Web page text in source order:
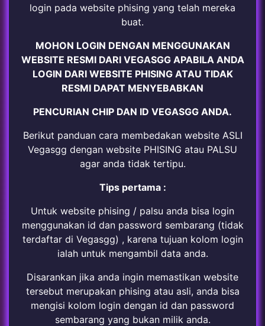
login pada website phising yang telah mereka
buat.
MOHON LOGIN DENGAN MENGGUNAKAN
WEBSITE RESMI DARI VEGASGG APABILA ANDA
LOGIN DARI WEBSITE PHISING ATAU TIDAK
RESMI DAPAT MENYEBABKAN
PENCURIAN CHIP DAN ID VEGASGG ANDA.
Berikut panduan cara membedakan website ASLI
Vegasgg dengan website PHISING atau PALSU
agar anda tidak tertipu.
Tips pertama :
Untuk website phising / palsu anda bisa login
menggunakan id dan password sembarang (tidak
terdaftar di Vegasgg) , karena tujuan kolom login
ialah untuk mengambil data anda.
Disarankan jika anda ingin memastikan website
tersebut merupakan phising atau asli, anda bisa
mengisi kolom login dengan id dan password
sembarang yang bukan milik anda.